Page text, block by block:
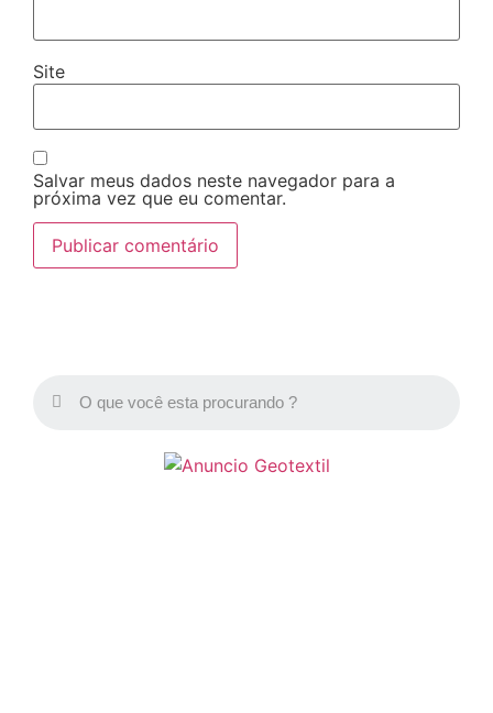
Site
Salvar meus dados neste navegador para a
próxima vez que eu comentar.